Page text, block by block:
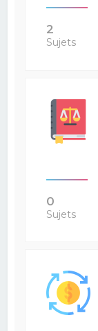
2
Sujets
0
Sujets